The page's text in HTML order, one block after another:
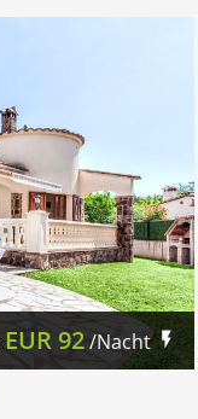
EUR 92/Nacht